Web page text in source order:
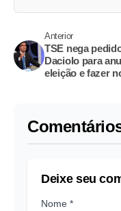
Anterior
TSE nega
Daciolo para
eleição e fazer
Deixe seu
Nome *